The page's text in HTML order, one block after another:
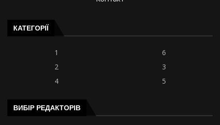
КАТЕГОРІЇ
1
6
2
3
4
5
ВИБІР РЕДАКТОРІВ